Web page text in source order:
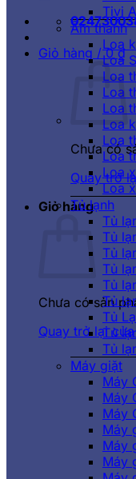
Giỏ hàng /0₫
Chưa có
Quay trở
Giỏ hàng
Chưa có sản
Quay trở lại
Tivi
Âm thanh
Loa
Loa
Loa
Loa
Loa
Loa
Loa
Loa
Loa
Loa
Tủ lạnh
Tủ
Tủ
Tủ
Tủ
Tủ
Tủ
Tủ
Tủ
Tủ
Máy giặt
Máy
Máy
Máy
Máy
Máy
Máy